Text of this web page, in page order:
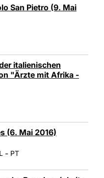
San Pietro (9. Mai
italienischen
"Ärzte mit Afrika -
(6. Mai 2016)
- PT